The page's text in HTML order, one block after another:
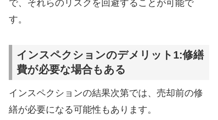
で、それらのリスクを回避することが可能で
す。
インスペクションのデメリット1:修繕
費が必要な場合もある
インスペクションの結果次第では、売却前の修
繕が必要になる可能性もあります。